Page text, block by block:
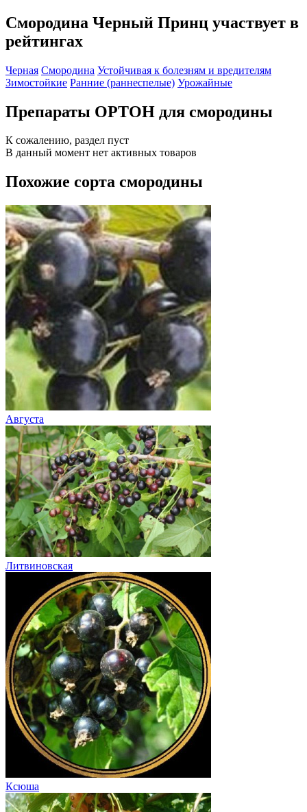
Смородина Черный Принц участвует в
рейтингах
Черная Смородина Устойчивая к болезням и вредителям
Зимостойкие Ранние (раннеспелые) Урожайные
Препараты ОРТОН для смородины
К сожалению, раздел пуст
В данный момент нет активных товаров
Похожие сорта смородины
Августа
Литвиновская
Ксюша